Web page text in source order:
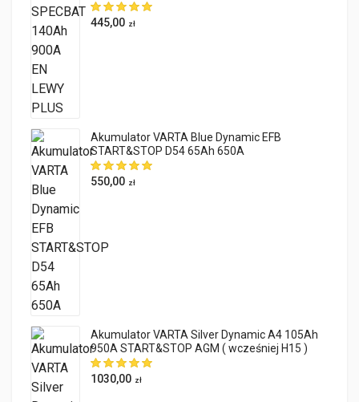
445,00 zł
Akumulator VARTA Blue Dynamic EFB
START&STOP D54 65Ah 650A
550,00 zł
Akumulator VARTA Silver Dynamic A4 105Ah
950A START&STOP AGM ( wcześniej H15 )
1030,00 zł